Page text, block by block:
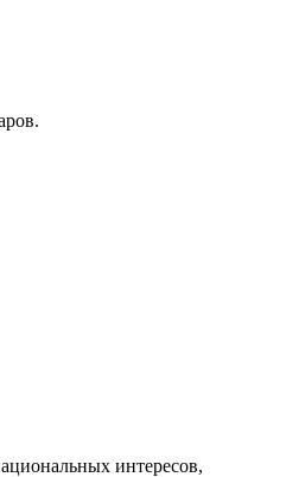
интересов,